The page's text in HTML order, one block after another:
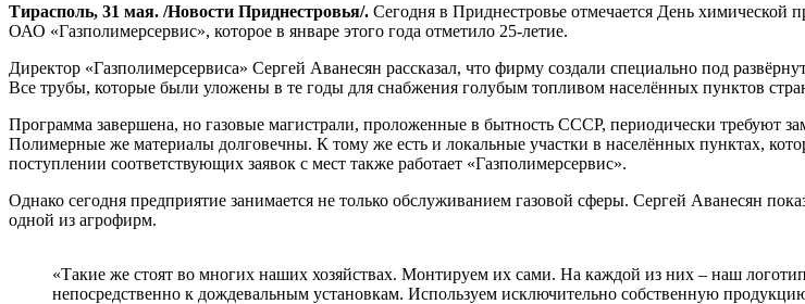
Тирасполь, 31 мая. /Новости Приднестровья/. Сегодня в Приднестровье отмечается День
ОАО «Газполимерсервис», которое в январе этого года отметило 25-летие.
Директор «Газполимерсервиса» Сергей Аванесян рассказал, что фирму создали специально под
Все трубы, которые были уложены в те годы для снабжения голубым топливом населённых пунктов
Программа завершена, но газовые магистрали, проложенные в бытность СССР, периодически требуют
Полимерные же материалы долговечны. К тому же есть и локальные участки в населённых пунктах,
поступлении соответствующих заявок с мест также работает «Газполимерсервис».
Однако сегодня предприятие занимается не только обслуживанием газовой сферы. Сергей Аванесян
одной из агрофирм.
«Такие же стоят во многих наших хозяйствах. Монтируем их сами. На каждой из них – наш
непосредственно к дождевальным установкам. Используем исключительно собственную